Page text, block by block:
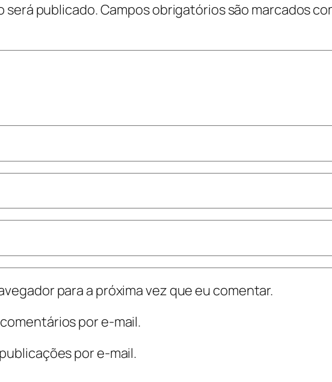
será publicado.Campos obrigatórios são marcados
para a próxima vez que eu comentar.
por e-mail.
por e-mail.